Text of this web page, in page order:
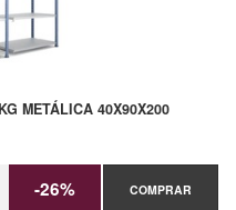
METÁLICA 40X90X200
-26% COMPRAR